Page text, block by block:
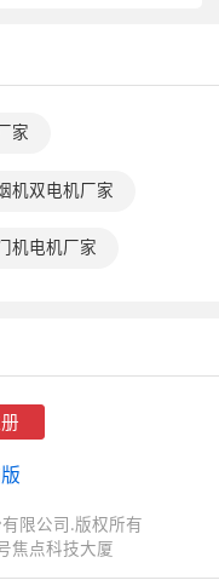
家
机双电机厂家
机电机厂家
限公司.版权所有
焦点科技大厦